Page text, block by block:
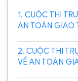
1. CUỘC THI
AN TOÀN GIAO
2. CUỘC THI
VỀ AN TOÀN